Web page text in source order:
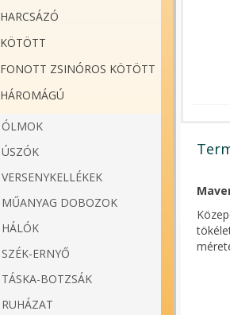
HARCSÁZÓ
KÖTÖTT
FONOTT ZSINÓROS KÖTÖTT
HÁROMÁGÚ
ÓLMOK
ÚSZÓK
VERSENYKELLÉKEK
MŰANYAG DOBOZOK
HÁLÓK
SZÉK-ERNYŐ
TÁSKA-BOTZSÁK
RUHÁZAT